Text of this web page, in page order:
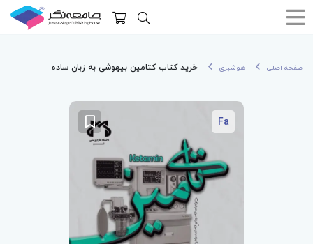
صفحه اصلی هوشبری خرید کتاب کتامین بیهوشی به زبان ساده
Fa